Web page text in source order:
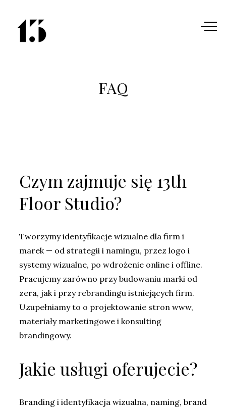
FAQ
Czym zajmuje się 13th
Floor Studio?
Tworzymy identyfikacje wizualne dla firm i
marek — od strategii i namingu, przez logo i
systemy wizualne, po wdrożenie online i offline.
Pracujemy zarówno przy budowaniu marki od
zera, jak i przy rebrandingu istniejących firm.
Uzupełniamy to o projektowanie stron www,
materiały marketingowe i konsulting
brandingowy.
Jakie usługi oferujecie?
Branding i identyfikacja wizualna, naming, brand